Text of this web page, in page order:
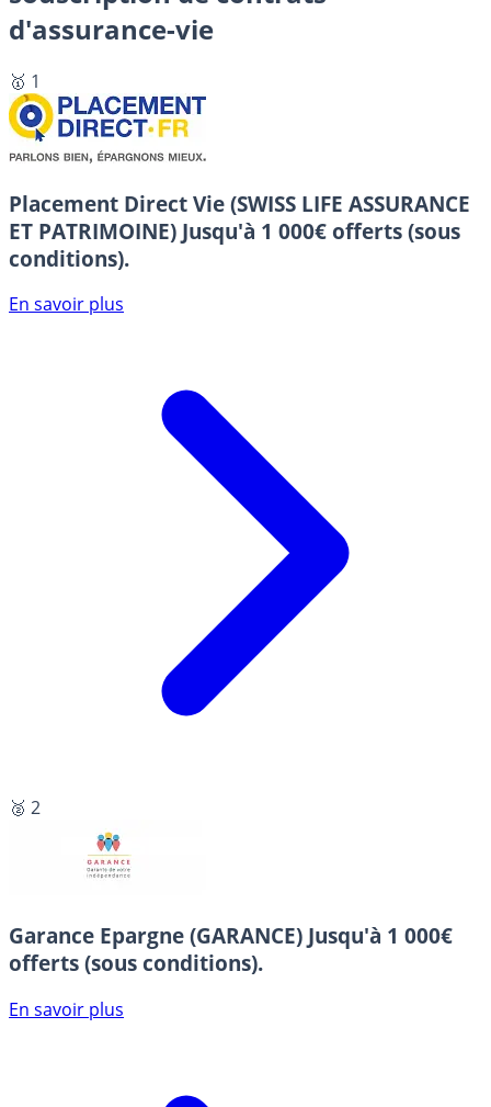
d'assurance-vie
🥇 1
Placement Direct Vie (SWISS LIFE ASSURANCE
ET PATRIMOINE) Jusqu'à 1 000€ offerts (sous
conditions).
En savoir plus
🥈 2
Garance Epargne (GARANCE) Jusqu'à 1 000€
offerts (sous conditions).
En savoir plus